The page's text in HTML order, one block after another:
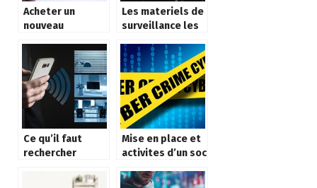
Acheter un
nouveau
Les materiels de
surveillance les
pour securiser la
maison
Ce qu’il faut
rechercher
choisissez un
Mise en place et
activites d’un soc